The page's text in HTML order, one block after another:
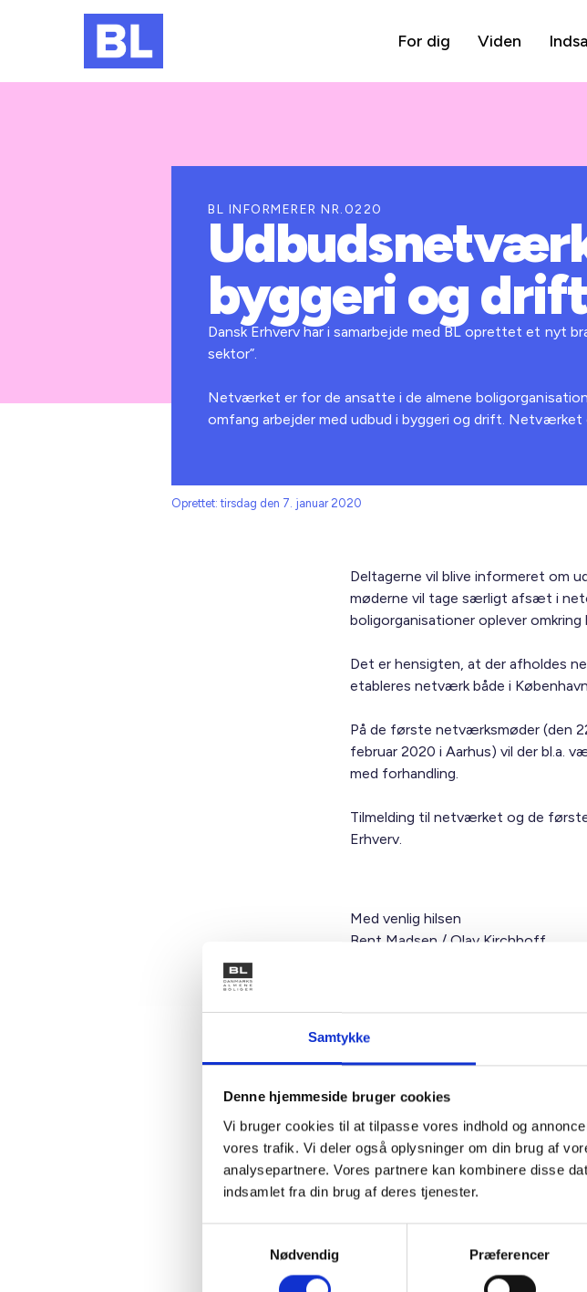
Samtykke
Denne hjemmeside bruger cookies
Vi bruger cookies til at tilpasse vores indhold og
vores trafik. Vi deler også oplysninger om din brug af
analysepartnere. Vores partnere kan kombinere disse
indsamlet fra din brug af deres tjenester.
Nødvendig
Præferencer
For dig Viden
BL INFORMERER NR.0220
byggeri og drift
Dansk Erhverv har i samarbejde med BL oprettet et nyt
sektor”.
Netværket er for de ansatte i de almene
omfang arbejder med udbud i byggeri og drift. Netværket
Oprettet: tirsdag den 7. januar 2020
Deltagerne vil blive informeret om
møderne vil tage særligt afsæt i
boligorganisationer oplever
Det er hensigten, at der afholdes
etableres netværk både i
På de første netværksmøder (den
februar 2020 i Aarhus) vil der bl.a.
med forhandling.
Tilmelding til netværket og de
Erhverv.
Med venlig hilsen
Bent Madsen / Olav Kirchhoff
Kontakt
Bent Madsen
Adm. direktør
Tlf: 28 88 18 77
Mail: bma@bl.dk